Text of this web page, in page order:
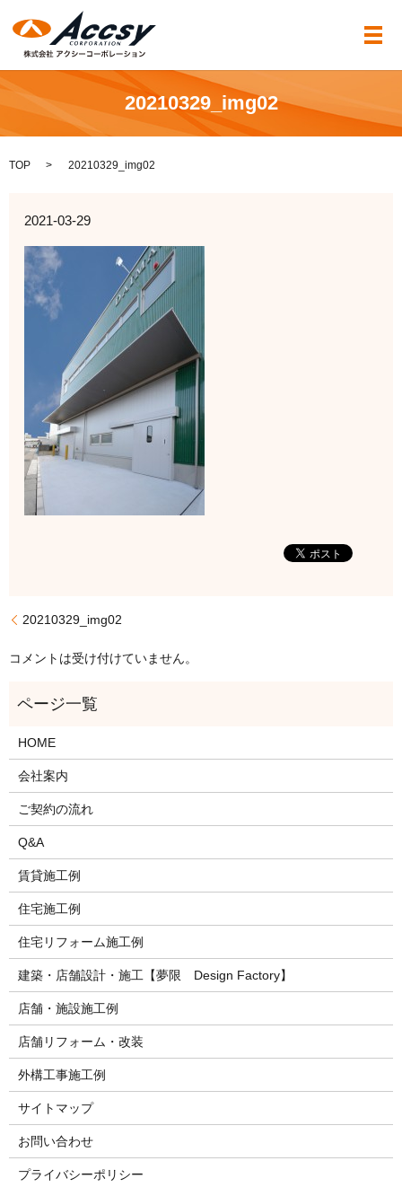
メ
20210329_img02
TOP 20210329_img02
2021-03-29
20210329_img02
コメントは受け付けていません。
HOME
会社案内
ご契約の流れ
Q&A
賃貸施工例
住宅施工例
住宅リフォーム施工例
建築・店舗設計・施工【夢限 Design Factory】
店舗・施設施工例
店舗リフォーム・改装
外構工事施工例
サイトマップ
お問い合わせ
プライバシーポリシー